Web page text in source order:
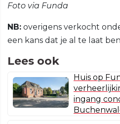
Foto via Funda
NB: overigens verkocht
een kans dat je al te laat
Lees ook
Huis op
ingang